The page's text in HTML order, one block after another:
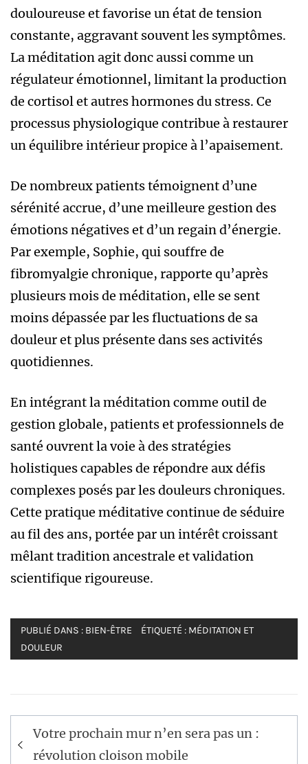
douloureuse et favorise un état de tension
constante, aggravant souvent les symptômes.
La méditation agit donc aussi comme un
régulateur émotionnel, limitant la production
de cortisol et autres hormones du stress. Ce
processus physiologique contribue à restaurer
un équilibre intérieur propice à l’apaisement.
De nombreux patients témoignent d’une
sérénité accrue, d’une meilleure gestion des
émotions négatives et d’un regain d’énergie.
Par exemple, Sophie, qui souffre de
fibromyalgie chronique, rapporte qu’après
plusieurs mois de méditation, elle se sent
moins dépassée par les fluctuations de sa
douleur et plus présente dans ses activités
quotidiennes.
En intégrant la méditation comme outil de
gestion globale, patients et professionnels de
santé ouvrent la voie à des stratégies
holistiques capables de répondre aux défis
complexes posés par les douleurs chroniques.
Cette pratique méditative continue de séduire
au fil des ans, portée par un intérêt croissant
mêlant tradition ancestrale et validation
scientifique rigoureuse.
PUBLIÉ DANS : BIEN-ÊTRE ÉTIQUETÉ : MÉDITATION ET
DOULEUR
Navigation
de
Votre prochain mur n’en sera pas un :
révolution cloison mobile